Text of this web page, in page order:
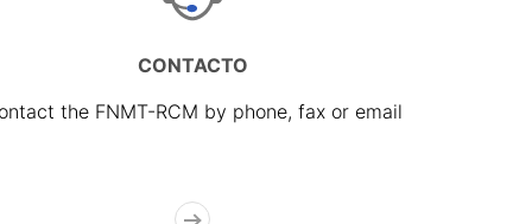
CONTACTO
the FNMT-RCM by phone, fax or email